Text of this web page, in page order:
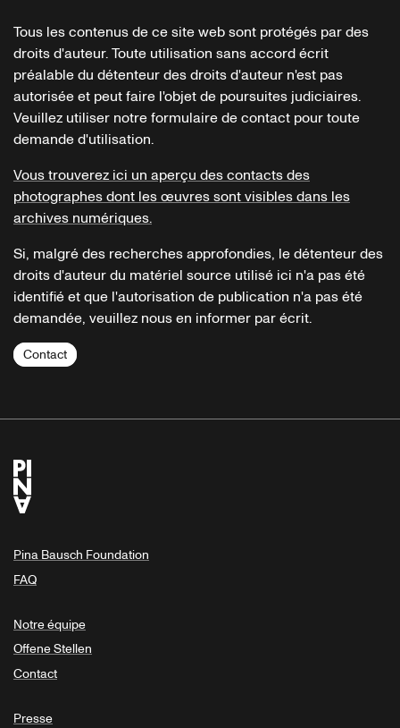
Tous les contenus de ce site web sont protégés par des
droits d'auteur. Toute utilisation sans accord écrit
préalable du détenteur des droits d'auteur n'est pas
autorisée et peut faire l'objet de poursuites judiciaires.
Veuillez utiliser notre formulaire de contact pour toute
demande d'utilisation.
Vous trouverez ici un aperçu des contacts des
photographes dont les œuvres sont visibles dans les
archives numériques.
Si, malgré des recherches approfondies, le détenteur des
droits d'auteur du matériel source utilisé ici n'a pas été
identifié et que l'autorisation de publication n'a pas été
demandée, veuillez nous en informer par écrit.
Contact
Pina Bausch Foundation
FAQ
Notre équipe
Offene Stellen
Contact
Presse